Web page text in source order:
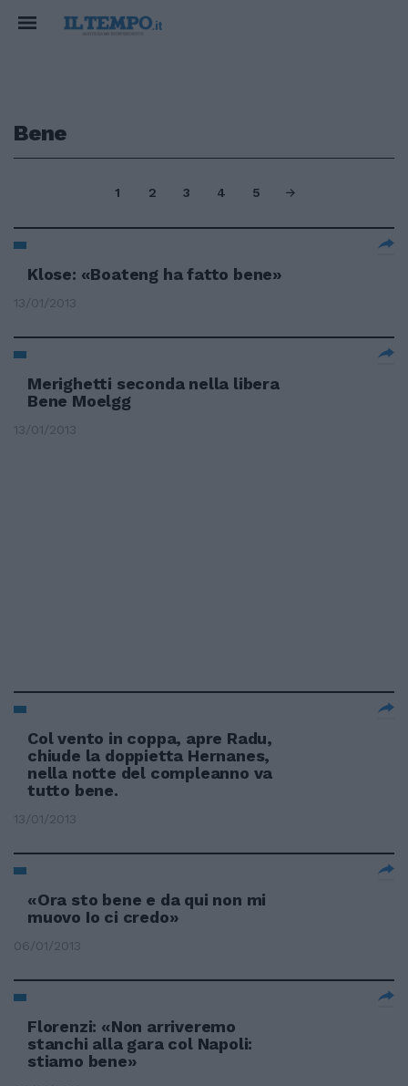
Bene
1 2 3 4 5
Klose: «Boateng ha fatto bene»
13/01/2013
Merighetti seconda nella libera
Bene Moelgg
13/01/2013
Col vento in coppa, apre Radu,
chiude la doppietta Hernanes,
nella notte del compleanno va
tutto bene.
13/01/2013
«Ora sto bene e da qui non mi
muovo Io ci credo»
06/01/2013
Florenzi: «Non arriveremo
stanchi alla gara col Napoli:
stiamo bene»